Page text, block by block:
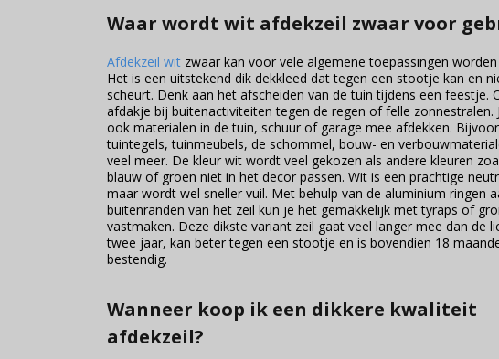
Waar wordt wit afdekzeil zwaar voor
Afdekzeil wit zwaar kan voor vele algemene toepassingen
Het is een uitstekend dik dekkleed dat tegen een stootje kan en
scheurt. Denk aan het afscheiden van de tuin tijdens een feestje.
afdakje bij buitenactiviteiten tegen de regen of felle zonnestralen.
ook materialen in de tuin, schuur of garage mee afdekken.
tuintegels, tuinmeubels, de schommel, bouw- en
veel meer. De kleur wit wordt veel gekozen als andere kleuren
blauw of groen niet in het decor passen. Wit is een prachtige
maar wordt wel sneller vuil. Met behulp van de aluminium ringen
buitenranden van het zeil kun je het gemakkelijk met tyraps of
vastmaken. Deze dikste variant zeil gaat veel langer mee dan de
twee jaar, kan beter tegen een stootje en is bovendien 18
bestendig.
Wanneer koop ik een dikkere kwaliteit
afdekzeil?